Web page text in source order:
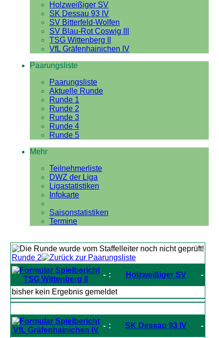
Holzweißiger SV
SK Dessau 93 IV
SV Bitterfeld-Wolfen
SV Blau-Rot Coswig III
TSG Wittenberg II
VfL Gräfenhainichen IV
Paarungsliste
Paarungsliste
Aktuelle Runde
Runde 1
Runde 2
Runde 3
Runde 4
Runde 5
Mehr
Teilnehmerliste
DWZ der Liga
Ligastatistiken
Infokarte
Saisonstatistiken
Termine
Runde 2
TSG Wittenberg II
- : Holzweißiger SV -
bisher kein Ergebnis gemeldet
VfL Gräfenhainichen IV
- : SK Dessau 93 IV -